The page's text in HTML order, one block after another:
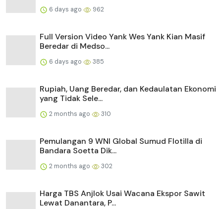
6 days ago 962
Full Version Video Yank Wes Yank Kian Masif
Beredar di Medso...
6 days ago 385
Rupiah, Uang Beredar, dan Kedaulatan Ekonomi
yang Tidak Sele...
2 months ago 310
Pemulangan 9 WNI Global Sumud Flotilla di
Bandara Soetta Dik...
2 months ago 302
Harga TBS Anjlok Usai Wacana Ekspor Sawit
Lewat Danantara, P...